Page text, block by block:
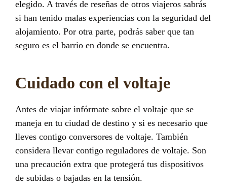
elegido. A través de reseñas de otros viajeros sabrás
si han tenido malas experiencias con la seguridad del
alojamiento. Por otra parte, podrás saber que tan
seguro es el barrio en donde se encuentra.
Cuidado con el voltaje
Antes de viajar infórmate sobre el voltaje que se
maneja en tu ciudad de destino y si es necesario que
lleves contigo conversores de voltaje. También
considera llevar contigo reguladores de voltaje. Son
una precaución extra que protegerá tus dispositivos
de subidas o bajadas en la tensión.